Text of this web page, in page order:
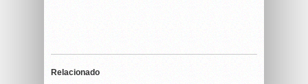
Relacionado